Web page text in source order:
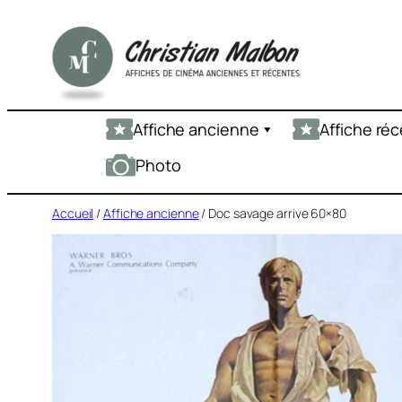
contenu
Affiche ancienne Affiche
Photo
Accueil /Affiche ancienne/ Doc savage arrive 60×80